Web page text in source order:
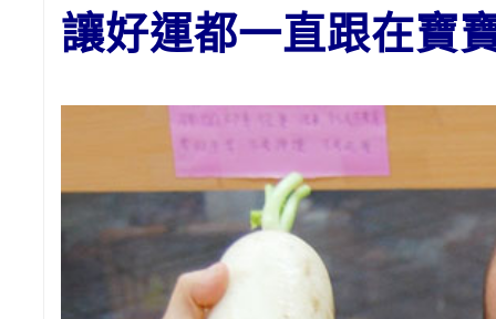
讓好運都一直跟在寶